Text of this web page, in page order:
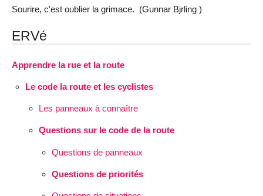
Sourire, c'est oublier la grimace. (Gunnar Bjrling )
ERVé
Apprendre la rue et la route
Le code la route et les cyclistes
Les panneaux à connaître
Questions sur le code de la route
Questions de panneaux
Questions de priorités